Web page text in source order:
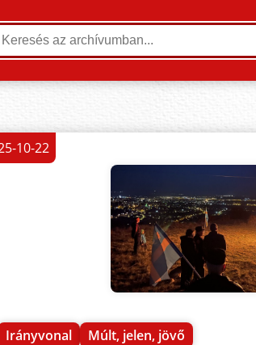
Irányvonal Múlt, jelen, jövő
10-22